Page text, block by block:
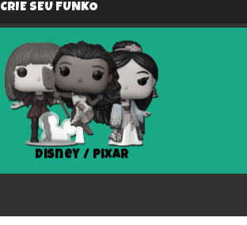
CRIE SEU FUNKO
Harry Potter